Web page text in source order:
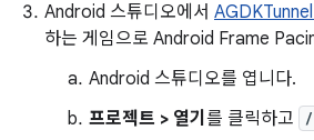
Android 스튜디오에서
하는 게임으로 Android Frame
Android 스튜디오를 엽니다.
프로젝트 > 열기 를 클릭하고